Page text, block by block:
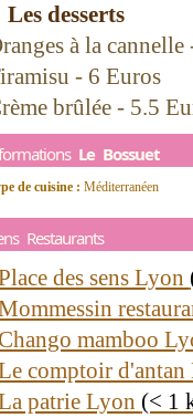
Les desserts
à la
- 6 Euros
brûlée - 5.5
Le Bossuet
de cuisine : Méditerranéen
Restaurants
des sens Lyon
mamboo
comptoir
patrie Lyon (< 1